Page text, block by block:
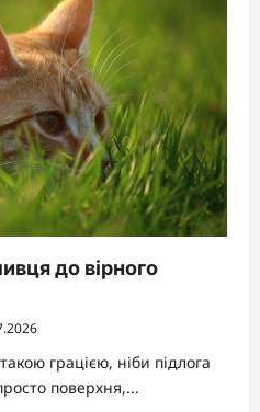
до вірного
грацією, ніби підлога
поверхня,...